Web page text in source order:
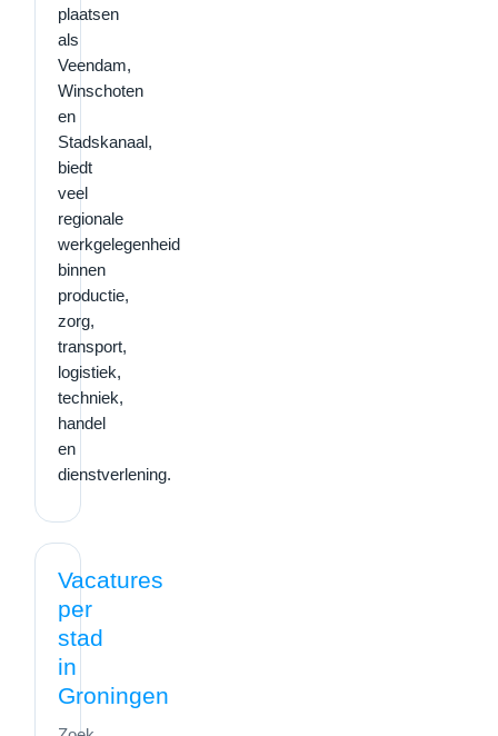
plaatsen
als
Veendam,
Winschoten
en
Stadskanaal,
biedt
veel
regionale
werkgelegenheid
binnen
productie,
zorg,
transport,
logistiek,
techniek,
handel
en
dienstverlening.
Vacatures
per
stad
in
Groningen